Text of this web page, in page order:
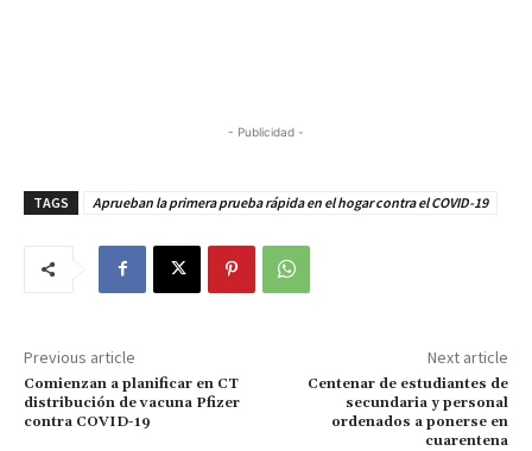
- Publicidad -
TAGS Aprueban la primera prueba rápida en el hogar contra el COVID-19
Previous article
Comienzan a planificar en CT
distribución de vacuna Pfizer
contra COVID-19
Next article
Centenar de estudiantes de
secundaria y personal
ordenados a ponerse en
cuarentena